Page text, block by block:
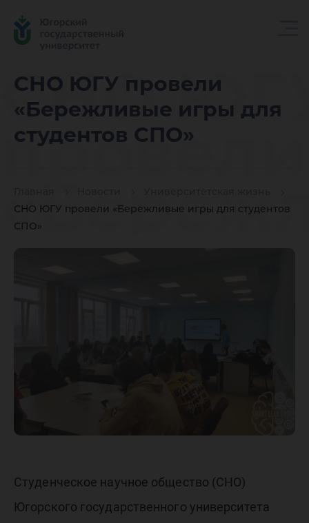
СНО ЮГУ провели
«Бережливые игры для
студентов СПО»
СНО ЮГУ провели «Бережливые игры для студентов
СПО»
СНО
провели
Студенческое научное общество (СНО)
Югорского государственного университета